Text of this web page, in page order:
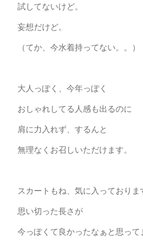
試してないけど。
妄想だけど。
（てか、今水着持ってない。。）
大人っぽく、今年っぽく
おしゃれしてる人感も出るのに
肩に力入れず、するんと
無理なくお召しいただけます。
スカートもね、気に入っておりま
思い切った長さが
今っぽくて良かったなぁと思って